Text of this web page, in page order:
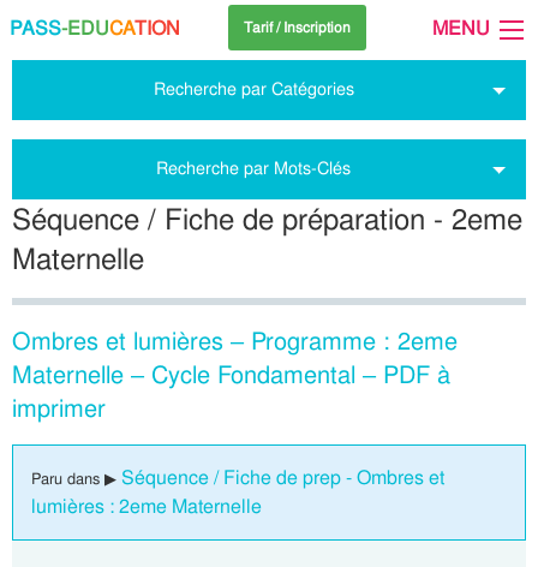
PASS-EDUCATION Tarif / Inscription MENU
Recherche par Catégories
Recherche par Mots-Clés
Séquence / Fiche de préparation - 2eme
Maternelle
Ombres et lumières – Programme : 2eme
Maternelle – Cycle Fondamental – PDF à
imprimer
Paru dans ▶ Séquence / Fiche de prep - Ombres et
lumières : 2eme Maternelle